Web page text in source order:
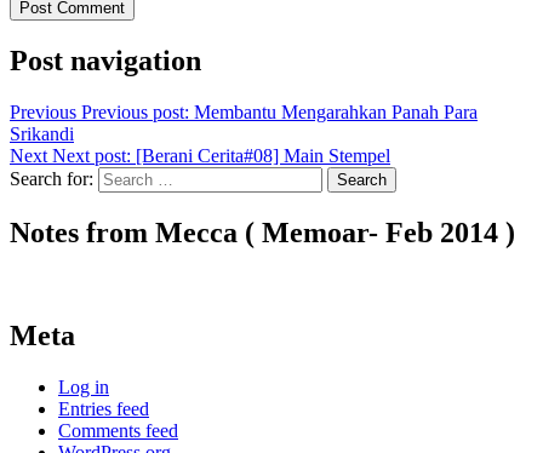
Post navigation
Previous Previous post: Membantu Mengarahkan Panah Para
Srikandi
Next Next post: [Berani Cerita#08] Main Stempel
Search for:
Search
Notes from Mecca ( Memoar- Feb 2014 )
Meta
Log in
Entries feed
Comments feed